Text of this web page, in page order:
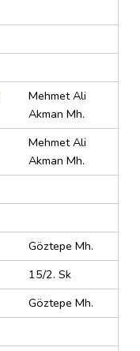
Mehmet Ali
Akman Mh.
Mehmet Ali
Akman Mh.
Göztepe Mh.
15/2. Sk
Göztepe Mh.